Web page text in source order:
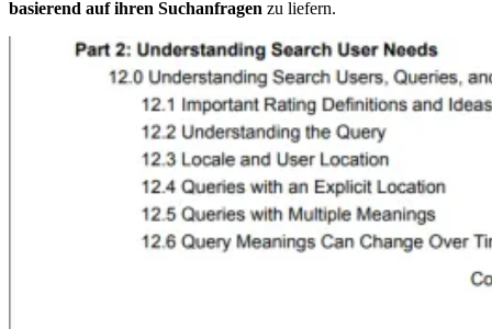
basierend auf ihren Suchanfragen zu liefern.